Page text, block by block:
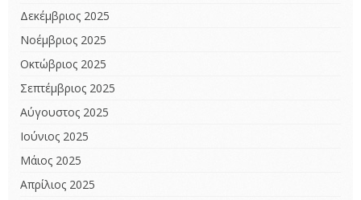
Δεκέμβριος 2025
Νοέμβριος 2025
Οκτώβριος 2025
Σεπτέμβριος 2025
Αύγουστος 2025
Ιούνιος 2025
Μάιος 2025
Απρίλιος 2025